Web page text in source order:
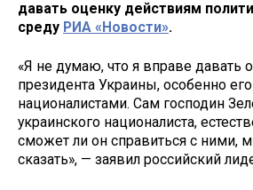
давать оценку действиям
среду РИА «Новости».
«Я не думаю, что я вправе давать
президента Украины, особенно
националистами. Сам господин
украинского националиста,
сможет ли он справиться с ними,
сказать», — заявил российский